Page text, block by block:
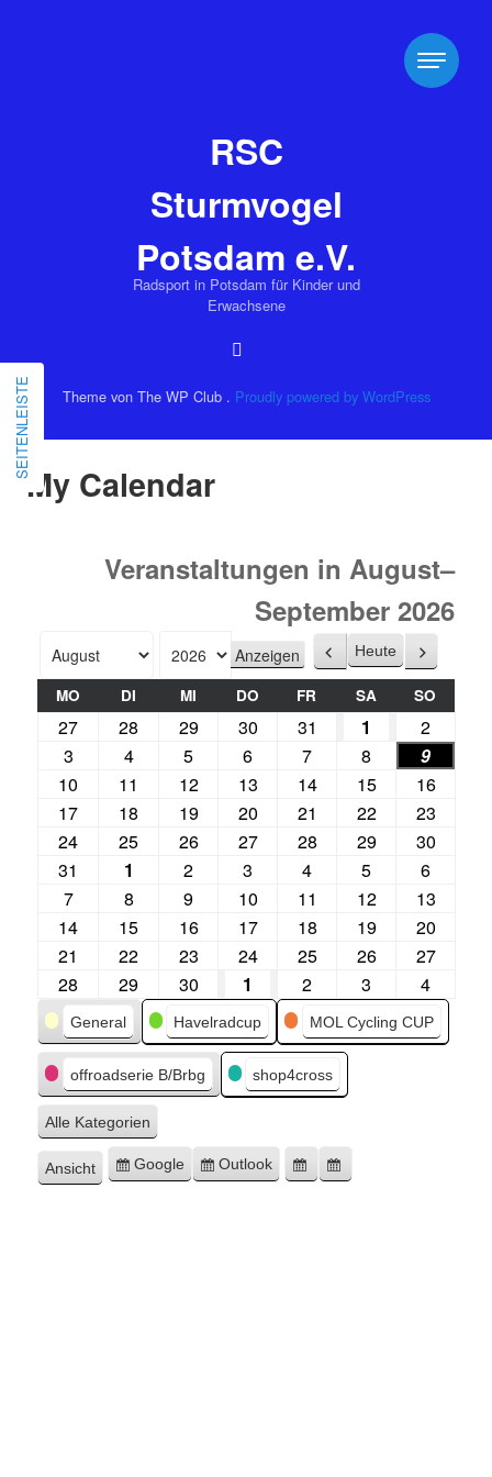
My Calendar
Veranstaltungen in August–
September 2026
Monat
Jahr Zurück
Heute Weiter
MO DI MI DO FR SA SO
27 28 29 30 31 1
2
3
4 5 6 7 8
9
10
11 12 13 14 15
16
17
18 19 20 21 22
23
24
25 26 27 28 29
30
31
1 2 3 4 5
6
7
8 9 10 11 12
13
14
15 16 17 18 19
20
21
22 23 24 25 26
27
28
29 30 1 2 3 4
Kategorien
General Havelradcup MOL Cycling CUP
offroadserie B/Brbg shop4cross
Alle Kategorien
Ansicht ausdrucken
Eintragen
Google
Eintragen
Outlook
Google-
SEITENLEISTE
RSC
Sturmvogel
Potsdam e.V.
Radsport in Potsdam für Kinder und
Erwachsene
Theme von The WP Club . Proudly powered by WordPress